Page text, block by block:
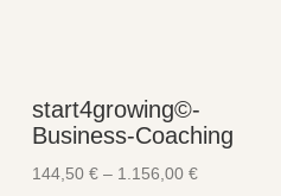
start4growing©-
Business-Coaching
144,50 €– 1.156,00 €